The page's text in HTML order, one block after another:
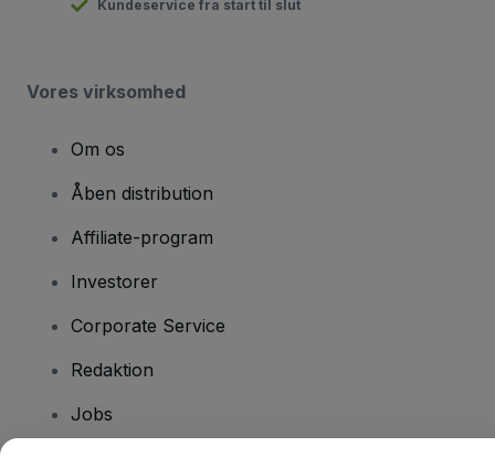
Kundeservice fra start til slut
Vores virksomhed
Om os
Åben distribution
Affiliate-program
Investorer
Corporate Service
Redaktion
Jobs